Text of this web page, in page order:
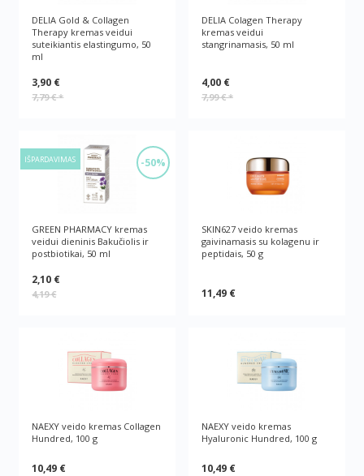
DELIA Gold & Collagen
Therapy kremas veidui
suteikiantis elastingumo, 50
ml
3,90 €
7,79 €*
DELIA Colagen Therapy
kremas veidui
stangrinamasis, 50 ml
4,00 €
7,99 €*
-50%
IŠPARDAVIMAS
GREEN РHARMACY kremas
veidui dieninis Bakučiolis ir
postbiotikai, 50 ml
2,10 €
4,19 €
SKIN627 veido kremas
gaivinamasis su kolagenu ir
peptidais, 50 g
11,49 €
NAEXY veido kremas Collagen
Hundred, 100 g
10,49 €
NAEXY veido kremas
Hyaluronic Hundred, 100 g
10,49 €